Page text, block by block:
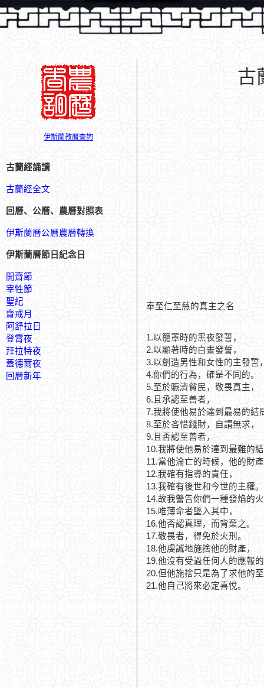
伊斯蘭教曆查詢
古蘭經誦讀
古蘭經全文
回曆、公曆、農曆對照表
伊斯蘭曆公曆農曆轉換
伊斯蘭曆節日紀念日
開齋節
宰牲節
聖紀
齋戒月
阿舒拉日
登霄夜
拜拉特夜
蓋德爾夜
回曆新年
古
奉至仁至慈的真主之名
1.以籠罩時的黑夜發誓，
2.以顯著時的白晝發誓，
3.以創造男性和女性的主發誓
4.你們的行為，確是不同的。
5.至於賑濟貧民，敬畏真主，
6.且承認至善者，
7.我將使他易於達到最易的結
8.至於吝惜錢財，自謂無求，
9.且否認至善者，
10.我將使他易於達到最難的
11.當他淪亡的時候，他的財
12.我確有指導的責任，
13.我確有後世和今世的主權。
14.故我警告你們一種發焰的
15.唯薄命者墜入其中，
16.他否認真理，而背棄之。
17.敬畏者，得免於火刑。
18.他虔誠地施捨他的財產，
19.他沒有受過任何人的應報
20.但他施捨只是為了求他的
21.他自己將來必定喜悅。